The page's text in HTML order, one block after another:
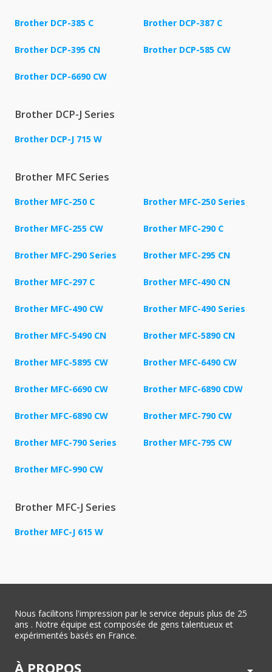
Brother DCP-385 C Brother DCP-387 C
Brother DCP-395 CN Brother DCP-585 CW
Brother DCP-6690 CW
Brother DCP-J Series
Brother DCP-J 715 W
Brother MFC Series
Brother MFC-250 C Brother MFC-250 Series
Brother MFC-255 CW Brother MFC-290 C
Brother MFC-290 Series Brother MFC-295 CN
Brother MFC-297 C Brother MFC-490 CN
Brother MFC-490 CW Brother MFC-490 Series
Brother MFC-5490 CN Brother MFC-5890 CN
Brother MFC-5895 CW Brother MFC-6490 CW
Brother MFC-6690 CW Brother MFC-6890 CDW
Brother MFC-6890 CW Brother MFC-790 CW
Brother MFC-790 Series Brother MFC-795 CW
Brother MFC-990 CW
Brother MFC-J Series
Brother MFC-J 615 W
Nous facilitons l'impression par le service depuis plus de 25
ans . Notre équipe est composée de gens talentueux et
expérimentés basés en France.
À PROPOS